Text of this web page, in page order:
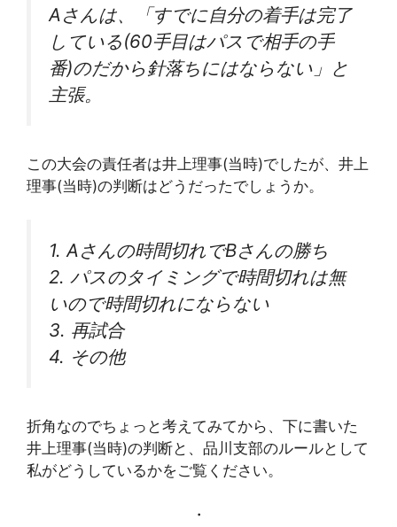
Aさんは、「すでに自分の着手は完了
している(60手目はパスで相手の手
番)のだから針落ちにはならない」と
主張。
この大会の責任者は井上理事(当時)でしたが、井上
理事(当時)の判断はどうだったでしょうか。
1. Aさんの時間切れでBさんの勝ち
2. パスのタイミングで時間切れは無
いので時間切れにならない
3. 再試合
4. その他
折角なのでちょっと考えてみてから、下に書いた
井上理事(当時)の判断と、品川支部のルールとして
私がどうしているかをご覧ください。
・